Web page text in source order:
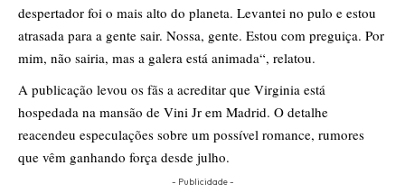
despertador foi o mais alto do planeta. Levantei no pulo e estou
atrasada para a gente sair. Nossa, gente. Estou com preguiça. Por
mim, não sairia, mas a galera está animada“, relatou.
A publicação levou os fãs a acreditar que Virginia está
hospedada na mansão de Vini Jr em Madrid. O detalhe
reacendeu especulações sobre um possível romance, rumores
que vêm ganhando força desde julho.
- Publicidade -